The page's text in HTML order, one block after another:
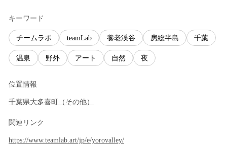
キーワード
チームラボ teamLab 養老渓谷 房総半島 千葉
温泉 野外 アート 自然 夜
位置情報
千葉県大多喜町 （ その他）
関連リンク
https://www.teamlab.art/jp/e/yorovalley/